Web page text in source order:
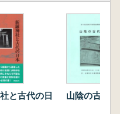
良時代を中心に
育委員会主査)
時枝 務
の空間論序説
と古代の日
山陰の古代道